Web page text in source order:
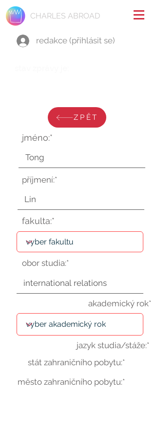
CHARLES ABROAD
redakce (přihlásit se)
ZPĚT
jméno:*
příjmení:*
fakulta:*
obor studia:*
akademický rok*
jazyk studia/stáže:*
stát zahraničního pobytu:*
město zahraničního pobytu:*